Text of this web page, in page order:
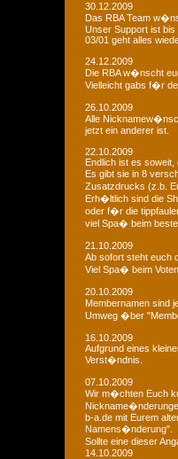
30.12.2009
Das RBA Team
Unser Support ist bis
03/01 geht alles
24.12.2009
Die RBA w�nscht
Vielleicht gabs f�r
26.10.2009
Alle
jetzt ein anderer ist.
22.10.2009
Endlich ist es soweit,
Es gibt sie in 8
Zusatzdrucks (z.b.
Erh�ltlich sind die
oder f�r die
viel Spa� beim
21.10.2009
Ab sofort steht euch
Viel Spa� beim
20.10.2009
Membernamen sind
Umweg �ber
16.10.2009
Aufgrund eines
Verst�ndnis.
07.10.2009
Wir m�chten Euch
b-a.de mit Eurem
Namens�nderung".
Sollte eine dieser
14.10.2009